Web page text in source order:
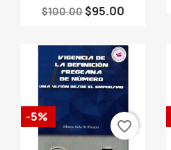
$100.00 $95.00
-5%
favorite_border